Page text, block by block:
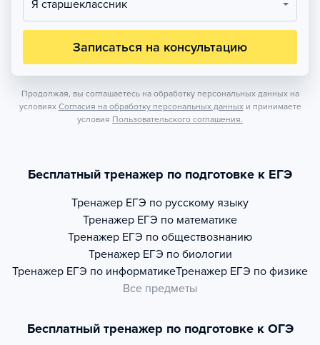
Я старшеклассник
Записаться на консультацию
Продолжая, вы соглашаетесь на обработку персональных данных на
условиях Согласия на обработку персональных данных и принимаете
условия Пользовательского соглашения.
Бесплатный тренажер по подготовке к ЕГЭ
Тренажер ЕГЭ по русскому языку
Тренажер ЕГЭ по математике
Тренажер ЕГЭ по обществознанию
Тренажер ЕГЭ по биологии
Тренажер ЕГЭ по информатикеТренажер ЕГЭ по физике
Все предметы
Бесплатный тренажер по подготовке к ОГЭ